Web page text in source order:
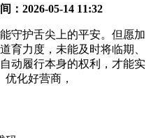
： 2026-05-14 11:32
护舌尖上的平安。但愿加
育力度，未能及时将临期、
动履行本身的权利，才能实
化好营商，